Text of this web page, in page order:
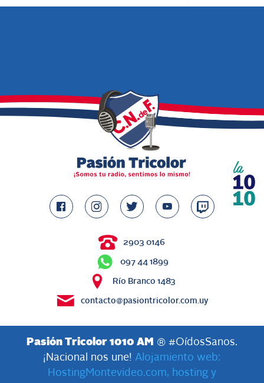
2903 0146
097 44 1899
Río Branco 1483
contacto@pasiontricolor.com.uy
Pasión Tricolor 1010 AM
® #OídosSanos.
¡Nacional nos une! Alojamiento web:
HostingMontevideo.com, hosting y